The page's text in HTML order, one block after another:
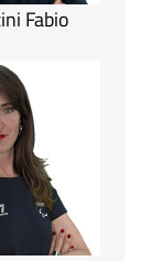
Fabio